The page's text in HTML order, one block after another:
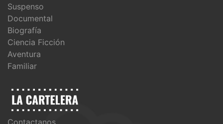
Suspenso
Documental
Biografía
Ciencia Ficción
Aventura
Familiar
Contactanos